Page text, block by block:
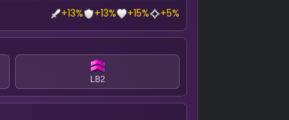
+13% +13% +15% +5%
LB2